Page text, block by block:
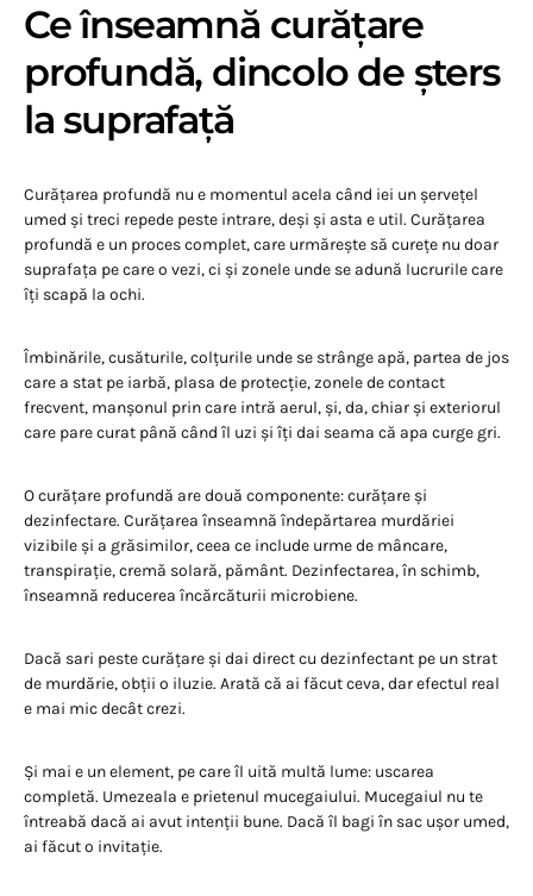
Ce înseamnă curățare
profundă, dincolo de șters
la suprafață
Curățarea profundă nu e momentul acela când iei un șervețel
umed și treci repede peste intrare, deși și asta e util. Curățarea
profundă e un proces complet, care urmărește să curețe nu doar
suprafața pe care o vezi, ci și zonele unde se adună lucrurile care
îți scapă la ochi.
Îmbinările, cusăturile, colțurile unde se strânge apă, partea de jos
care a stat pe iarbă, plasa de protecție, zonele de contact
frecvent, manșonul prin care intră aerul, și, da, chiar și exteriorul
care pare curat până când îl uzi și îți dai seama că apa curge gri.
O curățare profundă are două componente: curățare și
dezinfectare. Curățarea înseamnă îndepărtarea murdăriei
vizibile și a grăsimilor, ceea ce include urme de mâncare,
transpirație, cremă solară, pământ. Dezinfectarea, în schimb,
înseamnă reducerea încărcăturii microbiene.
Dacă sari peste curățare și dai direct cu dezinfectant pe un strat
de murdărie, obții o iluzie. Arată că ai făcut ceva, dar efectul real
e mai mic decât crezi.
Și mai e un element, pe care îl uită multă lume: uscarea
completă. Umezeala e prietenul mucegaiului. Mucegaiul nu te
întreabă dacă ai avut intenții bune. Dacă îl bagi în sac ușor umed,
ai făcut o invitație.